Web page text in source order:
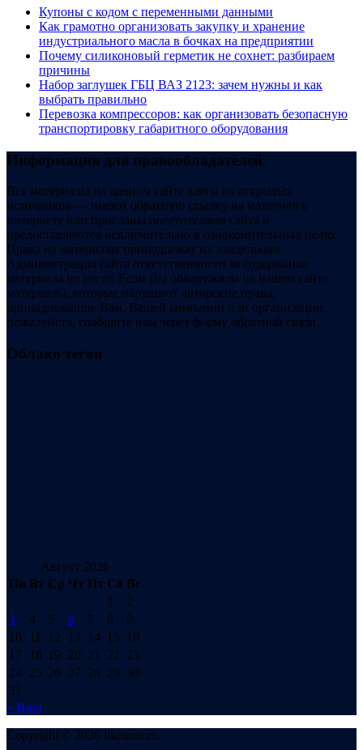
Купоны c кодом с переменными данными
Как грамотно организовать закупку и хранение
индустриального масла в бочках на предприятии
Почему силиконовый герметик не сохнет: разбираем
причины
Набор заглушек ГБЦ ВАЗ 2123: зачем нужны и как
выбрать правильно
Перевозка компрессоров: как организовать безопасную
транспортировку габаритного оборудования
Информация для правообладателей
Все материалы на данном сайте взяты из открытых
источников — имеют обратную ссылку на материал в
интернете или присланы посетителями сайта и
предоставляются исключительно в ознакомительных целях.
Права на материалы принадлежат их владельцам.
Администрация сайта ответственности за содержание
материала не несет. Если Вы обнаружили на нашем сайте
материалы, которые нарушают авторские права,
принадлежащие Вам, Вашей компании или организации,
пожалуйста, сообщите нам через форму обратной связи.
Облако тегов
Август 2026
Пн Вт Ср Чт Пт Сб Вс
1
2
3
4 5 6 7 8
9
10
11 12 13 14 15
16
17
18 19 20 21 22 23
24 25 26 27 28 29 30
31
« Июл
Copyright © 2026 likeauto.ru.